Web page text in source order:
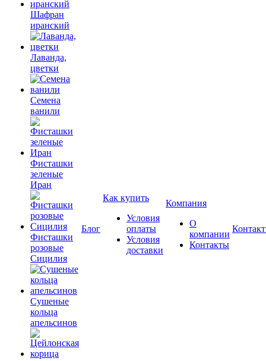
Шафран
иранский
Лаванда,
цветки
Семена
ванили
Фисташки
зеленые
Иран
Фисташки
розовые
Сицилия
Сушеные
кольца
апельсинов
Блог
Как купить
Условия
оплаты
Условия
доставки
Компания
О
компании
Контакты